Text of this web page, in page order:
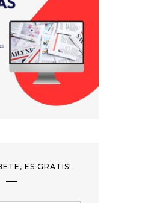
ES GRATIS!